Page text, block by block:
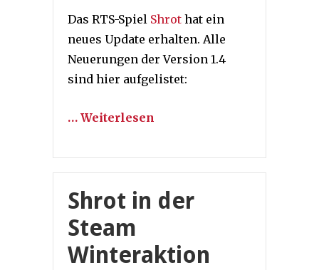
Das RTS-Spiel Shrot hat ein
neues Update erhalten. Alle
Neuerungen der Version 1.4
sind hier aufgelistet:
… Weiterlesen
Shrot in der
Steam
Winteraktion